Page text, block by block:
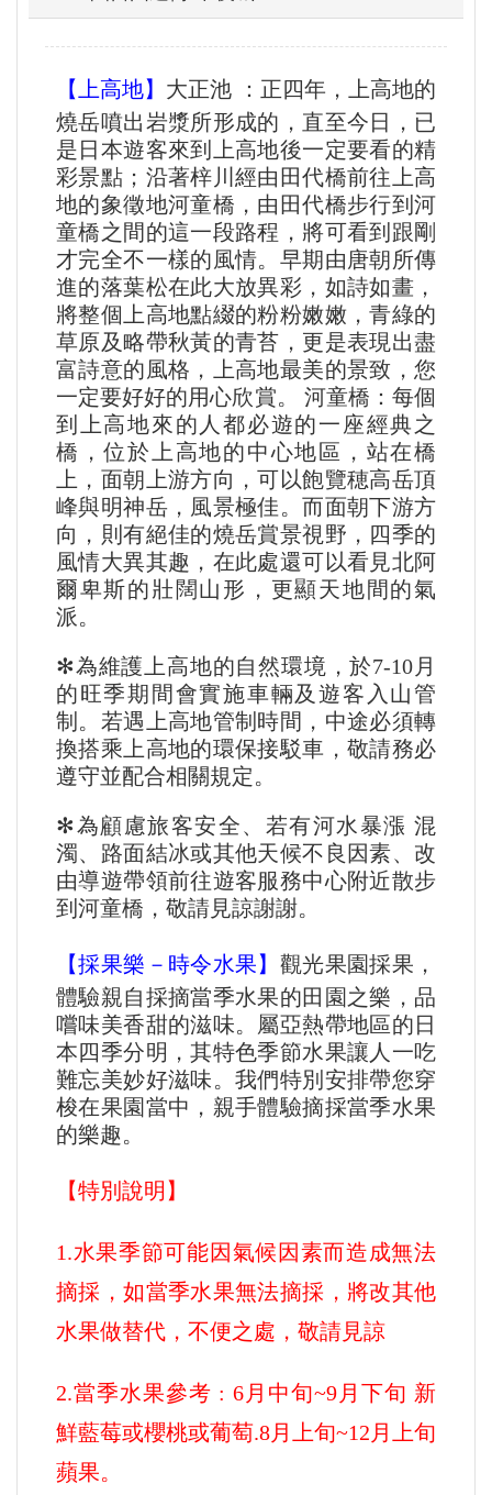
【上高地】 大正池 ：正四年，上高地的
燒岳噴出岩漿所形成的，直至今日，已
是日本遊客來到上高地後一定要看的精
彩景點；沿著梓川經由田代橋前往上高
地的象徵地河童橋，由田代橋步行到河
童橋之間的這一段路程，將可看到跟剛
才完全不一樣的風情。早期由唐朝所傳
進的落葉松在此大放異彩，如詩如畫，
將整個上高地點綴的粉粉嫩嫩，青綠的
草原及略帶秋黃的青苔，更是表現出盡
富詩意的風格，上高地最美的景致，您
一定要好好的用心欣賞。 河童橋：每個
到上高地來的人都必遊的一座經典之
橋，位於上高地的中心地區，站在橋
上，面朝上游方向，可以飽覽穂高岳頂
峰與明神岳，風景極佳。而面朝下游方
向，則有絕佳的燒岳賞景視野，四季的
風情大異其趣，在此處還可以看見北阿
爾卑斯的壯闊山形，更顯天地間的氣
派。
✻為維護上高地的自然環境，於7-10月
的旺季期間會實施車輛及遊客入山管
制。若遇上高地管制時間，中途必須轉
換搭乘上高地的環保接駁車，敬請務必
遵守並配合相關規定。
✻為顧慮旅客安全、若有河水暴漲 混
濁、路面結冰或其他天候不良因素、改
由導遊帶領前往遊客服務中心附近散步
到河童橋，敬請見諒謝謝。
【採果樂－時令水果】 觀光果園採果，
體驗親自採摘當季水果的田園之樂，品
嚐味美香甜的滋味。屬亞熱帶地區的日
本四季分明，其特色季節水果讓人一吃
難忘美妙好滋味。我們特別安排帶您穿
梭在果園當中，親手體驗摘採當季水果
的樂趣。
【特別說明】
1.水果季節可能因氣候因素而造成無法
摘採，如當季水果無法摘採，將改其他
水果做替代，不便之處，敬請見諒
2.當季水果參考 : 6月中旬~9月下旬 新
鮮藍莓或櫻桃或葡萄.8月上旬~12月上旬
蘋果。